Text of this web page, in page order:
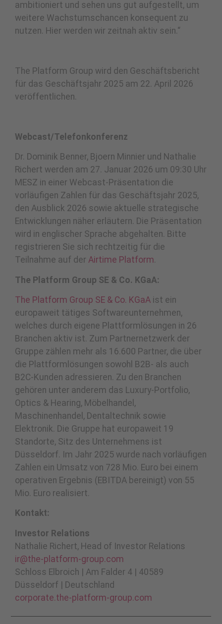
ambitioniert und sehen uns gut aufgestellt, um
weitere Wachstumschancen konsequent zu
nutzen. Hier werden wir zeitnah aktiv sein.“
The Platform Group wird den Geschäftsbericht
für das Geschäftsjahr 2025 am 22. April 2026
veröffentlichen.
Webcast/Telefonkonferenz
Dr. Dominik Benner, Bjoern Minnier und Nathalie
Richert werden am 27. Januar 2026 um 09:30 Uhr
MESZ in einer Webcast-Präsentation die
vorläufigen Zahlen für das Geschäftsjahr 2025,
den Ausblick 2026 sowie aktuelle strategische
Entwicklungen näher erläutern. Die Präsentation
wird in englischer Sprache abgehalten. Bitte
registrieren Sie sich rechtzeitig für die
Teilnahme auf der Airtime Platform.
The Platform Group SE & Co. KGaA:
The Platform Group SE & Co. KGaA ist ein
europaweit tätiges Softwareunternehmen,
welches durch eigene Plattformlösungen in 26
Branchen aktiv ist. Zum Partnernetzwerk der
Gruppe zählen mehr als 16.600 Partner, die über
die Plattformlösungen sowohl B2B- als auch
B2C-Kunden adressieren. Zu den Branchen
gehören unter anderem das Luxury-Portfolio,
Optics & Hearing, Möbelhandel,
Maschinenhandel, Dentaltechnik sowie
Elektronik. Die Gruppe hat europaweit 19
Standorte, Sitz des Unternehmens ist
Düsseldorf. Im Jahr 2025 wurde nach vorläufigen
Zahlen ein Umsatz von 728 Mio. Euro bei einem
operativen Ergebnis (EBITDA bereinigt) von 55
Mio. Euro realisiert.
Kontakt:
Investor Relations
Nathalie Richert, Head of Investor Relations
ir@the-platform-group.com
Schloss Elbroich | Am Falder 4 | 40589
Düsseldorf | Deutschland
corporate.the-platform-group.com